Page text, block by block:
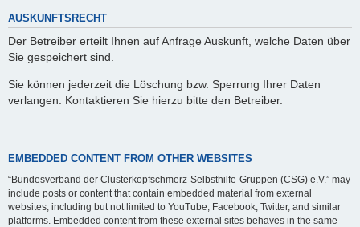
AUSKUNFTSRECHT
Der Betreiber erteilt Ihnen auf Anfrage Auskunft, welche Daten über
Sie gespeichert sind.
Sie können jederzeit die Löschung bzw. Sperrung Ihrer Daten
verlangen. Kontaktieren Sie hierzu bitte den Betreiber.
EMBEDDED CONTENT FROM OTHER WEBSITES
“Bundesverband der Clusterkopfschmerz-Selbsthilfe-Gruppen (CSG) e.V.” may
include posts or content that contain embedded material from external
websites, including but not limited to YouTube, Facebook, Twitter, and similar
platforms. Embedded content from these external sites behaves in the same